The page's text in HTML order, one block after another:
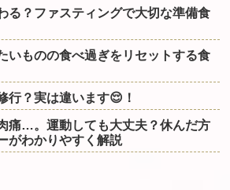
る？ファスティングで大切な準備食
いものの食べ過ぎをリセットする食
行？実は違います😌！
痛…。運動しても大丈夫？休んだ方
がわかりやすく解説